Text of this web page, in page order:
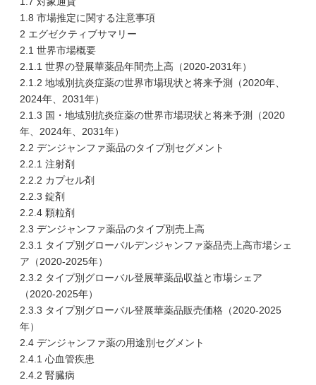
1.8 市場推定に関する注意事項
2 エグゼクティブサマリー
2.1 世界市場概要
2.1.1 世界の登展華薬品年間売上高（2020-2031年）
2.1.2 地域別抗炎症薬の世界市場現状と将来予測（2020年、
2024年、2031年）
2.1.3 国・地域別抗炎症薬の世界市場現状と将来予測（2020
年、2024年、2031年）
2.2 デンジャンファ薬品のタイプ別セグメント
2.2.1 注射剤
2.2.2 カプセル剤
2.2.3 錠剤
2.2.4 顆粒剤
2.3 デンジャンファ薬品のタイプ別売上高
2.3.1 タイプ別グローバルデンジャンファ薬品売上高市場シェ
ア（2020-2025年）
2.3.2 タイプ別グローバル登展華薬品収益と市場シェア
（2020-2025年）
2.3.3 タイプ別グローバル登展華薬品販売価格（2020-2025
年）
2.4 デンジャンファ薬の用途別セグメント
2.4.1 心血管疾患
2.4.2 腎臓病